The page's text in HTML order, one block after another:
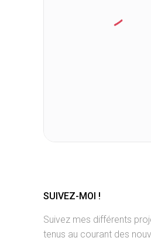
SUIVEZ-MOI !
Suivez mes différents
tenus au courant des